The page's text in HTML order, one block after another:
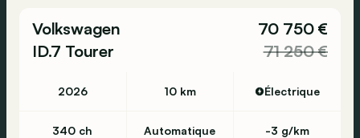
Volkswagen
ID.7 Tourer
70 750 €
71 250 €
2026 10 km Électrique
340 ch Automatique -3 g/km